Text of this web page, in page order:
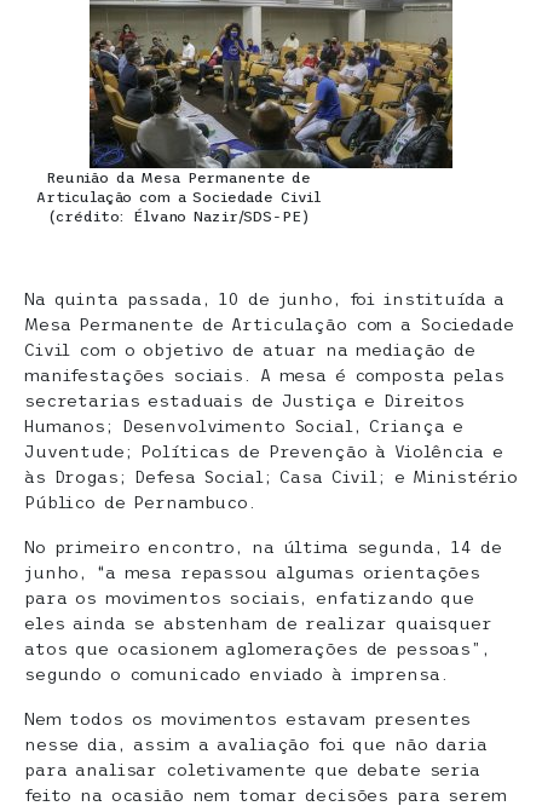
Reunião da Mesa Permanente de
Articulação com a Sociedade Civil
(crédito: Élvano Nazir/SDS-PE)
Na quinta passada, 10 de junho, foi instituída a
Mesa Permanente de Articulação com a Sociedade
Civil com o objetivo de atuar na mediação de
manifestações sociais. A mesa é composta pelas
secretarias estaduais de Justiça e Direitos
Humanos; Desenvolvimento Social, Criança e
Juventude; Políticas de Prevenção à Violência e
às Drogas; Defesa Social; Casa Civil; e Ministério
Público de Pernambuco.
No primeiro encontro, na última segunda, 14 de
junho, “a mesa repassou algumas orientações
para os movimentos sociais, enfatizando que
eles ainda se abstenham de realizar quaisquer
atos que ocasionem aglomerações de pessoas”,
segundo o comunicado enviado à imprensa.
Nem todos os movimentos estavam presentes
nesse dia, assim a avaliação foi que não daria
para analisar coletivamente que debate seria
feito na ocasião nem tomar decisões para serem